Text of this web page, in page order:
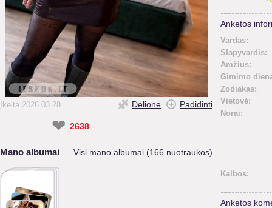
Įkelta 2026.03.28 Dėlionė Padidinti
❤ 2638
Mano albumai Visi mano albumai (166 nuotraukos)
Anketos
Vardas:
Slapyvardis:
Amžius:
Gimimo
Zodiakas:
Vietovė:
Norai:
Kalbos:
Anketos